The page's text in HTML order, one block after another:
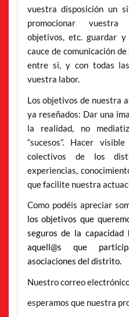
vuestra disposición un
promocionar vuestra
objetivos, etc. guardar
cauce de comunicación
entre si, y con todas
vuestra labor.
Los objetivos de nuestra
ya reseñados: Dar una
la realidad, no
“sucesos”. Hacer
colectivos de los
experiencias,
que facilite nuestra
Como podéis apreciar
los objetivos que
seguros de la capacidad
aquell@s que
asociaciones del distrito.
Nuestro correo
esperamos que nuestra